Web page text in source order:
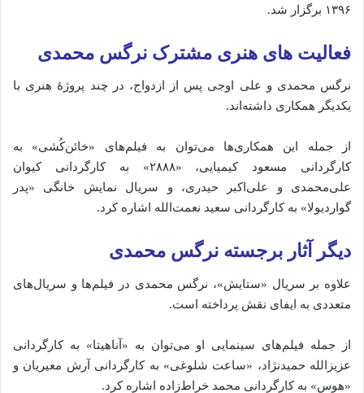
۱۳۹۶ برگزار شد.
فعالیت‌ های هنری مشترک نرگس محمدی
نرگس محمدی و علی اوجی پس از ازدواج، درچند پروژهٔ هنری با
یکدیگر همکاری داشته‌اند.
ازجمله این همکاری‌ها می‌توان به فیلم‌های «خائن‌کُشی» به
کارگردانی مسعودکیمیایی، «۲۸۸۸» بهکارگردانیکیوان
علی‌محمدی و علی‌اکبرحیدری، و سریال نمایش خانگی «پدر
گواردیولا» بهکارگردانی سعید نعمت‌الله اشارهکرد.
دیگر آثار برجسته نرگس محمدی
علاوه بر سریال «ستایش»، نرگس محمدی در فیلم‌ها و سریال‌های
متعددی به ایفای نقش پرداخته است.
از جمله فیلم‌های سینمایی او می‌توان به « آناهیتا» بهکارگردانی
عزیزاللهحمیدنژاد، «ساعت شلوغی» بهکارگردانی آرش معیریان و
«هوس» بهکارگردانی محمد خراط‌زاده اشارهکرد.